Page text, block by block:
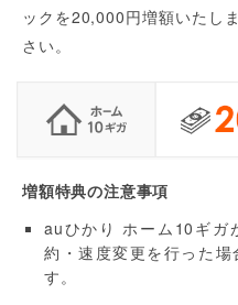
ックを20,000円増額いたし
さい。
増額特典の注意事項
auひかり ホーム10ギガ
約・速度変更を行った
す。